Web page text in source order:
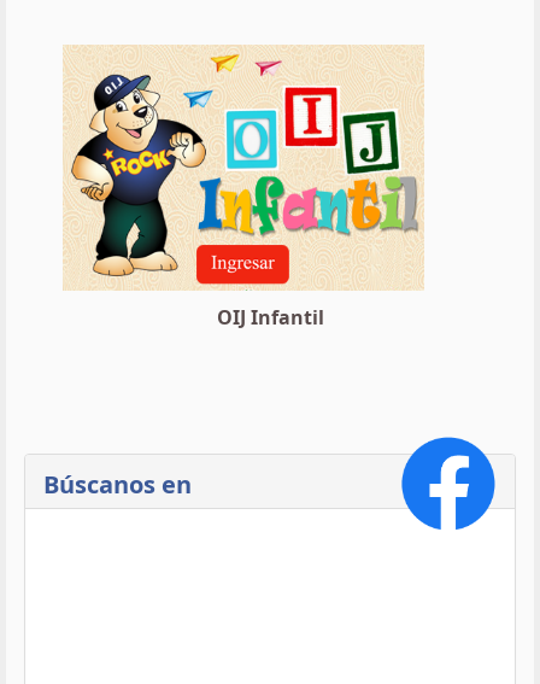
OIJ Infantil
Búscanos en